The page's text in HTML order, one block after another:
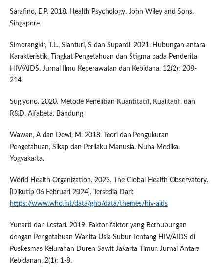
Sarafino, E.P. 2018. Health Psychology. John Wiley and Sons.
Singapore.
Simorangkir, T.L., Sianturi, S dan Supardi. 2021. Hubungan antara
Karakteristik, Tingkat Pengetahuan dan Stigma pada Penderita
HIV/AIDS. Jurnal Ilmu Keperawatan dan Kebidana. 12(2): 208-
214.
Sugiyono. 2020. Metode Penelitian Kuantitatif, Kualitatif, dan
R&D. Alfabeta. Bandung
Wawan, A dan Dewi, M. 2018. Teori dan Pengukuran
Pengetahuan, Sikap dan Perilaku Manusia. Nuha Medika.
Yogyakarta.
World Health Organization. 2023. The Global Health Observatory.
[Dikutip 06 Februari 2024]. Tersedia Dari:
https://www.who.int/data/gho/data/themes/hiv-aids
Yunarti dan Lestari. 2019. Faktor-faktor yang Berhubungan
dengan Pengetahuan Wanita Usia Subur Tentang HIV/AIDS di
Puskesmas Kelurahan Duren Sawit Jakarta Timur. Jurnal Antara
Kebidanan, 2(1): 1-8.